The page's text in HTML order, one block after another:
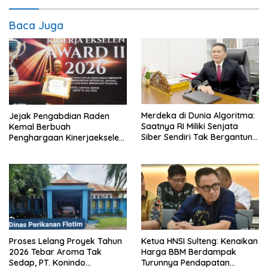
Baca Juga
Jejak Pengabdian Raden
Kemal Berbuah
Penghargaan Kinerjaekselen
Merdeka di Dunia Algoritma:
Saatnya RI Miliki Senjata
Siber Sendiri Tak Bergantung
Proses Lelang Proyek Tahun
2026 Tebar Aroma Tak
Sedap, PT. Konindo
Ketua HNSI Sulteng: Kenaikan
Harga BBM Berdampak
Turunnya Pendapatan